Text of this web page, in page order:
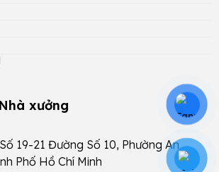
xưởng
19-21 Đường Số 10, Phường An
Phố Hồ Chí Minh